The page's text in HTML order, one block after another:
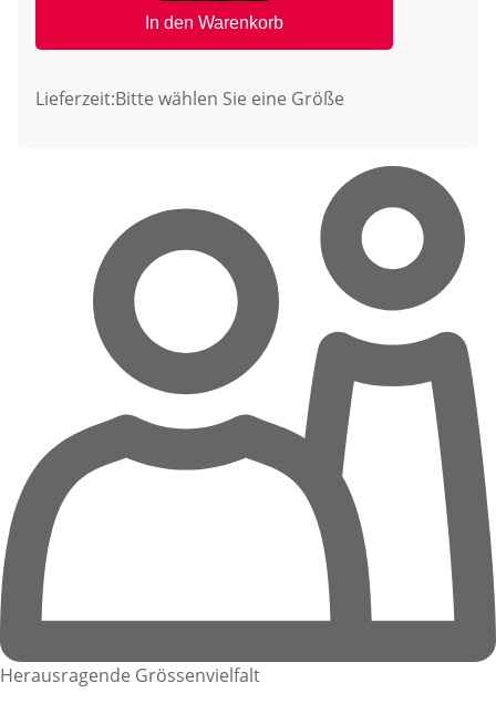
In den Warenkorb
Lieferzeit:Bitte wählen Sie eine Größe
Herausragende Grössenvielfalt